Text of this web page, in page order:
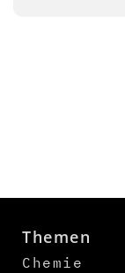
Themen
Chemie